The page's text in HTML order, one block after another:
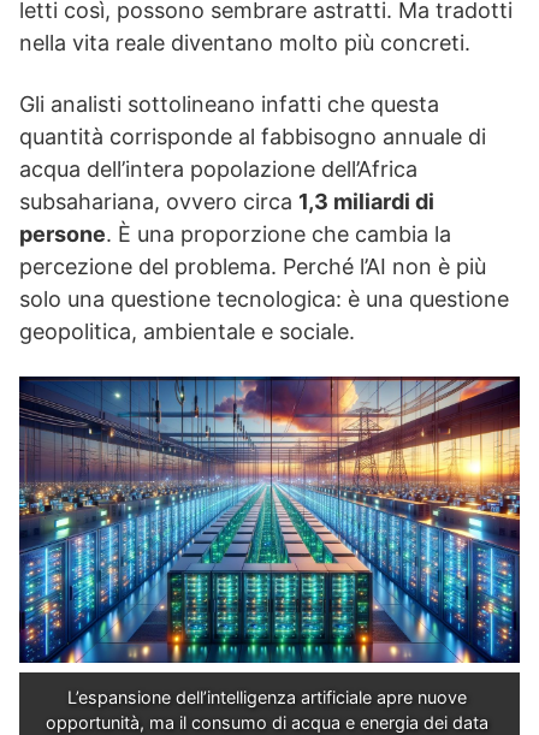
letti così, possono sembrare astratti. Ma tradotti
nella vita reale diventano molto più concreti.
Gli analisti sottolineano infatti che questa
quantità corrisponde al fabbisogno annuale di
acqua dell’intera popolazione dell’Africa
subsahariana, ovvero circa 1,3 miliardi di
persone. È una proporzione che cambia la
percezione del problema. Perché l’AI non è più
solo una questione tecnologica: è una questione
geopolitica, ambientale e sociale.
L’espansione dell’intelligenza artificiale apre nuove
opportunità, ma il consumo di acqua e energia dei data